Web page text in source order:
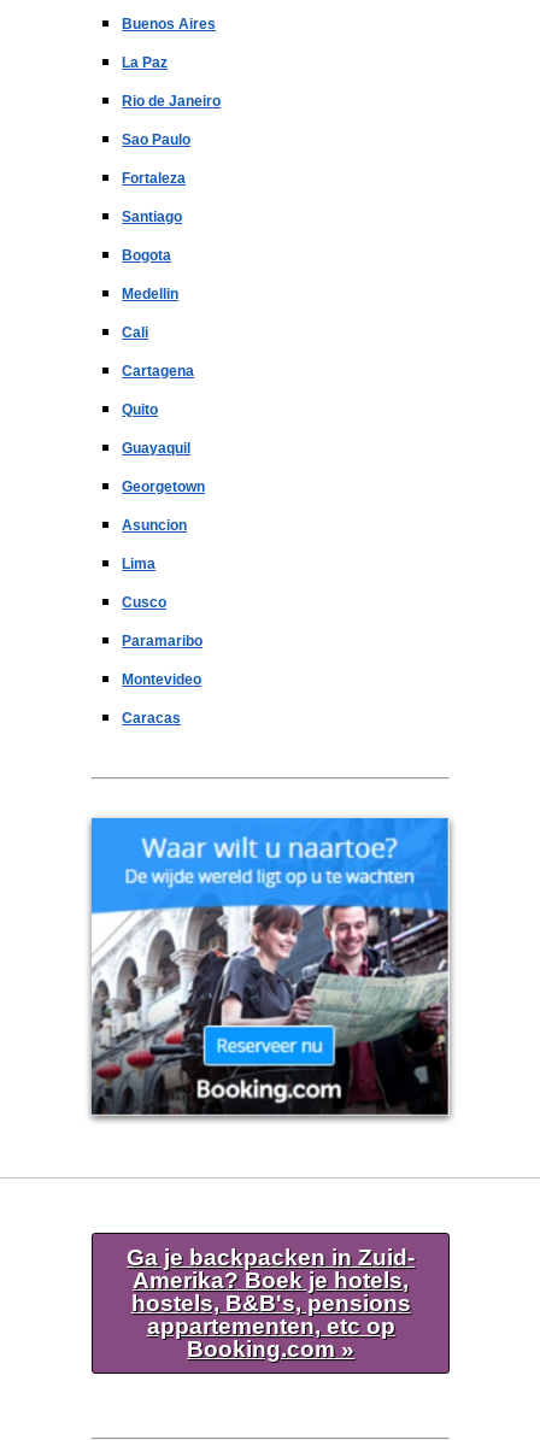
Buenos Aires
La Paz
Rio de Janeiro
Sao Paulo
Fortaleza
Santiago
Bogota
Medellin
Cali
Cartagena
Quito
Guayaquil
Georgetown
Asuncion
Lima
Cusco
Paramaribo
Montevideo
Caracas
Ga je backpacken in Zuid-
Amerika? Boek je hotels,
hostels, B&B's, pensions
appartementen, etc op
Booking.com »